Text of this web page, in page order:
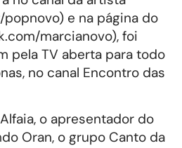
e na página do
marcianovo), foi
pela TV aberta para todo
no canal Encontro das
o apresentador do
Oran, o grupo Canto da